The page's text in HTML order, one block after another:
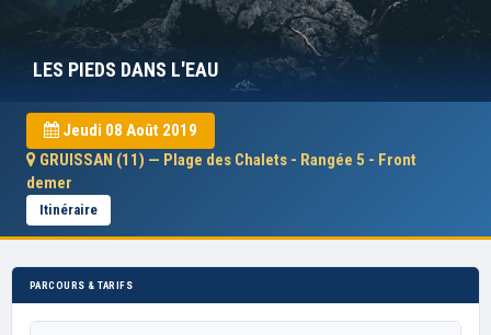
LES PIEDS DANS L'EAU
Jeudi 08 Août 2019
GRUISSAN (11) — Plage des Chalets - Rangée 5 - Front
demer
Itinéraire
PARCOURS & TARIFS